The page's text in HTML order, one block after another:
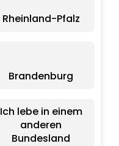
Rheinland-Pfalz
Brandenburg
Ich lebe in einem
anderen
Bundesland